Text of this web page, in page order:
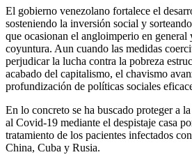
El gobierno venezolano fortalece el
sosteniendo la inversión social y
que ocasionan el angloimperio en general
coyuntura. Aun cuando las medidas
perjudicar la lucha contra la pobreza
acabado del capitalismo, el chavismo
profundización de políticas sociales
En lo concreto se ha buscado proteger a
al Covid-19 mediante el despistaje casa
tratamiento de los pacientes infectados
China, Cuba y Rusia.